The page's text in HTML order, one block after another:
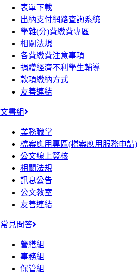
表單下載
出納支付網路查詢系統
學雜(分)費繳費專區
相關法規
各費繳費注意事項
捐贈經濟不利學生輔導
款項繳納方式
友善連結
文書組
業務職掌
檔案應用專區(檔案應用服務申請)
公文線上簽核
相關法規
訊息公告
公文教室
友善連結
常見問答
營繕組
事務組
保管組